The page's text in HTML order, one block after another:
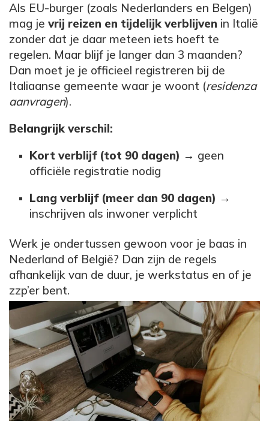
Als EU-burger (zoals Nederlanders en Belgen)
mag je vrij reizen en tijdelijk verblijven in Italië
zonder dat je daar meteen iets hoeft te
regelen. Maar blijf je langer dan 3 maanden?
Dan moet je je officieel registreren bij de
Italiaanse gemeente waar je woont (residenza
aanvragen).
Belangrijk verschil:
Kort verblijf (tot 90 dagen) → geen
officiële registratie nodig
Lang verblijf (meer dan 90 dagen) →
inschrijven als inwoner verplicht
Werk je ondertussen gewoon voor je baas in
Nederland of België? Dan zijn de regels
afhankelijk van de duur, je werkstatus en of je
zzp’er bent.